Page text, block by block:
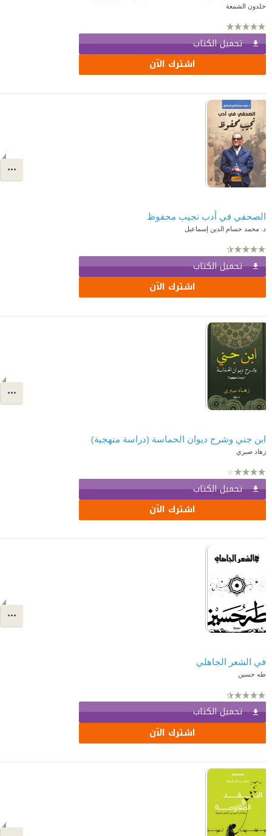
خلدون الشمعة
تحميل الكتاب
اشترك الآن
الصحفي في أدب نجيب محفوظ
د. محمد حسام الدين إسماعيل
تحميل الكتاب
اشترك الآن
ابن جني وشرح ديوان الحماسة (دراسة منهجية)
زهاد صبري
تحميل الكتاب
اشترك الآن
في الشعر الجاهلي
طه حسين
تحميل الكتاب
اشترك الآن